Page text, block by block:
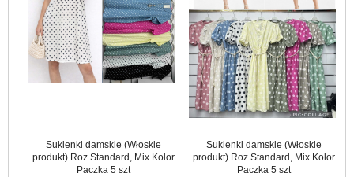
Sukienki damskie (Włoskie
produkt) Roz Standard, Mix Kolor
Paczka 5 szt
Sukienki damskie (Włoskie
produkt) Roz Standard, Mix Kolor
Paczka 5 szt